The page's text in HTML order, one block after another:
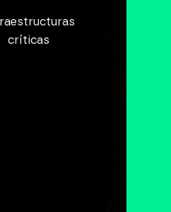
críticas